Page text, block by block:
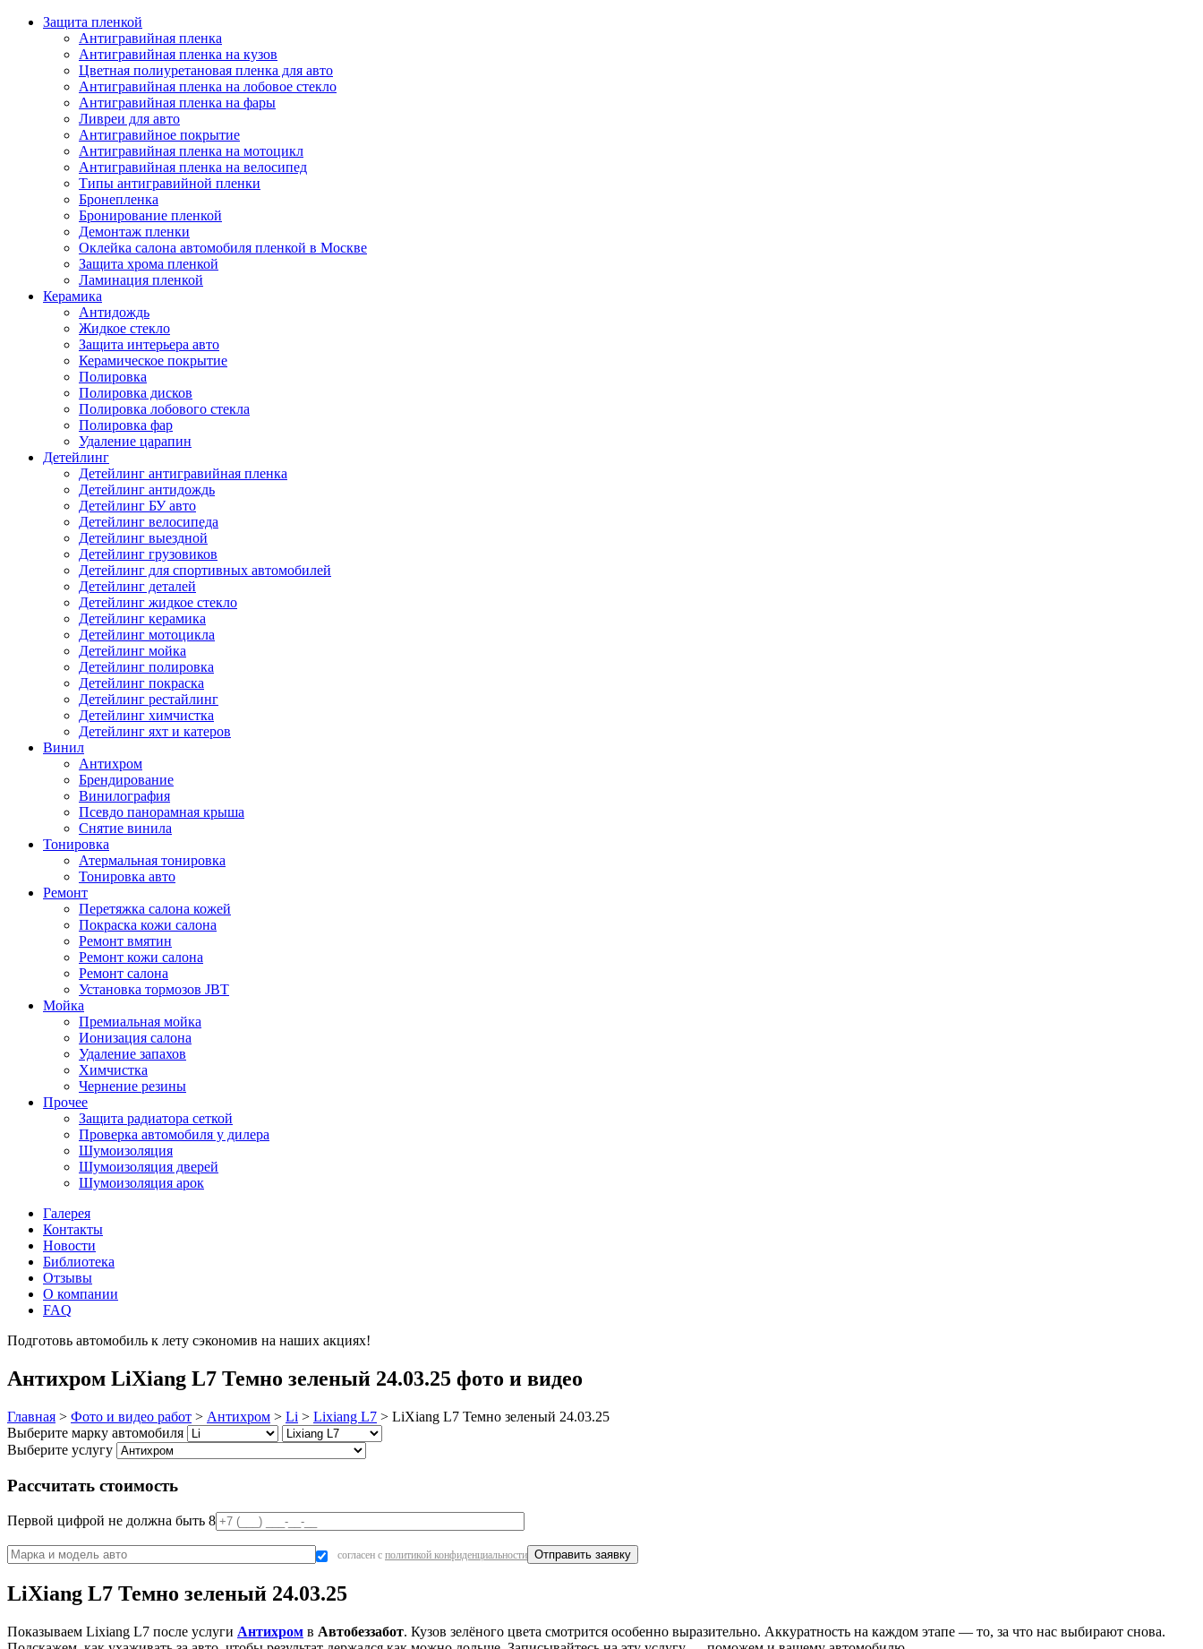
Защита пленкой
Антигравийная пленка
Антигравийная пленка на кузов
Цветная полиуретановая пленка для авто
Антигравийная пленка на лобовое стекло
Антигравийная пленка на фары
Ливреи для авто
Антигравийное покрытие
Антигравийная пленка на мотоцикл
Антигравийная пленка на велосипед
Типы антигравийной пленки
Бронепленка
Бронирование пленкой
Демонтаж пленки
Оклейка салона автомобиля пленкой в Москве
Защита хрома пленкой
Ламинация пленкой
Керамика
Антидождь
Жидкое стекло
Защита интерьера авто
Керамическое покрытие
Полировка
Полировка дисков
Полировка лобового стекла
Полировка фар
Удаление царапин
Детейлинг
Детейлинг антигравийная пленка
Детейлинг антидождь
Детейлинг БУ авто
Детейлинг велосипеда
Детейлинг выездной
Детейлинг грузовиков
Детейлинг для спортивных автомобилей
Детейлинг деталей
Детейлинг жидкое стекло
Детейлинг керамика
Детейлинг мотоцикла
Детейлинг мойка
Детейлинг полировка
Детейлинг покраска
Детейлинг рестайлинг
Детейлинг химчистка
Детейлинг яхт и катеров
Винил
Антихром
Брендирование
Винилография
Псевдо панорамная крыша
Снятие винила
Тонировка
Атермальная тонировка
Тонировка авто
Ремонт
Перетяжка салона кожей
Покраска кожи салона
Ремонт вмятин
Ремонт кожи салона
Ремонт салона
Установка тормозов JBT
Мойка
Премиальная мойка
Ионизация салона
Удаление запахов
Химчистка
Чернение резины
Прочее
Защита радиатора сеткой
Проверка автомобиля у дилера
Шумоизоляция
Шумоизоляция дверей
Шумоизоляция арок
Галерея
Контакты
Новости
Библиотека
Отзывы
О компании
FAQ
Подготовь автомобиль к лету сэкономив на наших акциях!
Антихром LiXiang L7 Темно зеленый 24.03.25 фото и видео
Главная > Фото и видео работ > Антихром > Li > Lixiang L7 > LiXiang L7 Темно зеленый 24.03.25
Выберите марку автомобиля
Выберите услугу
Рассчитать стоимость
Первой цифрой не должна быть 8
согласен с политикой конфиденциальности
LiXiang L7 Темно зеленый 24.03.25
Показываем Lixiang L7 после услуги Антихром в Автобеззабот. Кузов зелёного цвета смотрится особенно выразительно. Аккуратность на каждом этапе — то, за что нас выбирают снова.